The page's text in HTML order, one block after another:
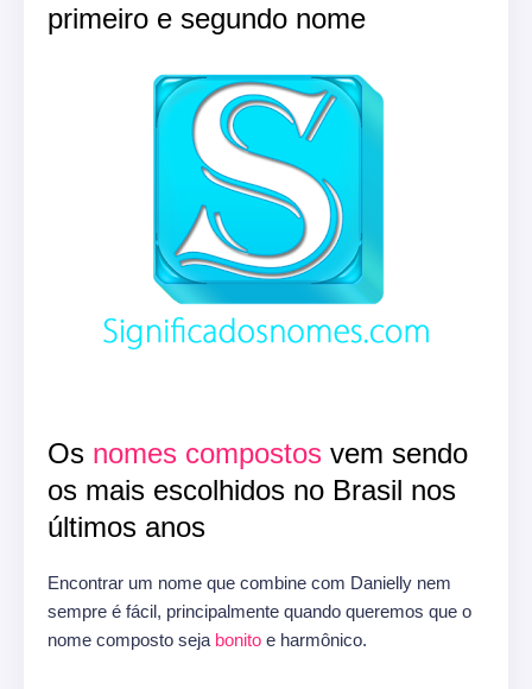
primeiro e segundo nome
Os nomes compostos vem sendo
os mais escolhidos no Brasil nos
últimos anos
Encontrar um nome que combine com Danielly nem
sempre é fácil, principalmente quando queremos que o
nome composto seja bonito e harmônico.